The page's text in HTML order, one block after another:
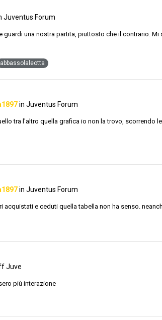
Juventus Forum
una nostra partita, piuttosto che il contrario.
abbassolaleotta
in Juventus Forum
tra l'altro quella grafica io non la trovo, scorrendo
in Juventus Forum
e ceduti quella tabella non ha senso.
Juve
più interazione